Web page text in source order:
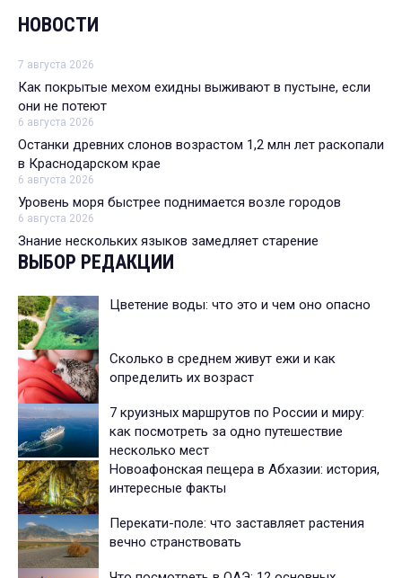
НОВОСТИ
7 августа 2026
Как покрытые мехом ехидны выживают в пустыне, если
они не потеют
6 августа 2026
Останки древних слонов возрастом 1,2 млн лет раскопали
в Краснодарском крае
6 августа 2026
Уровень моря быстрее поднимается возле городов
6 августа 2026
Знание нескольких языков замедляет старение
ВЫБОР РЕДАКЦИИ
Цветение воды: что это и чем оно опасно
Сколько в среднем живут ежи и как
определить их возраст
7 круизных маршрутов по России и миру:
как посмотреть за одно путешествие
несколько мест
Новоафонская пещера в Абхазии: история,
интересные факты
Перекати-поле: что заставляет растения
вечно странствовать